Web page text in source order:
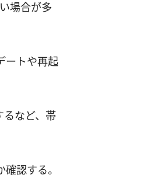
場合が多
ートや再起
るなど、帯
認する。